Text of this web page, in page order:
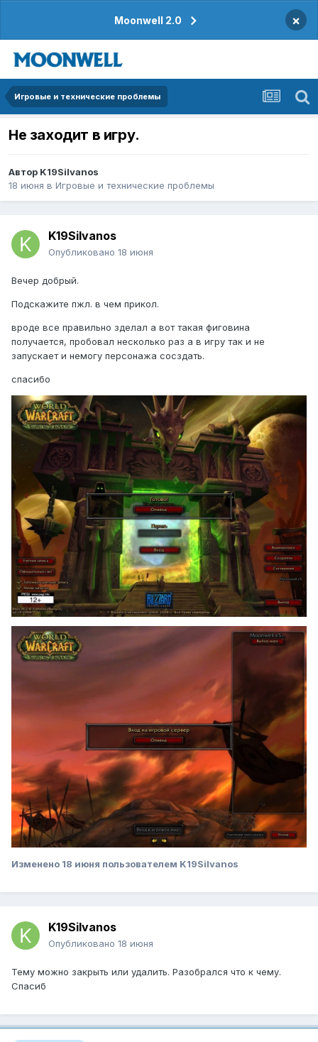
Moonwell 2.0 ×
Игровые и технические проблемы
Не заходит в игру.
Автор K19Silvanos
18 июня в Игровые и технические проблемы
K19Silvanos
Опубликовано 18 июня
Вечер добрый.
Подскажите пжл. в чем прикол.
вроде все правильно зделал а вот такая фиговина
получается, пробовал несколько раз а в игру так и не
запускает и немогу персонажа сосздать.
спасибо
Изменено 18 июня пользователем K19Silvanos
K19Silvanos
Опубликовано 18 июня
Тему можно закрыть или удалить. Разобрался что к чему.
Спасиб